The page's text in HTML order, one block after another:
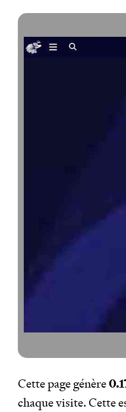
Cette page génère
chaque visite. Cette